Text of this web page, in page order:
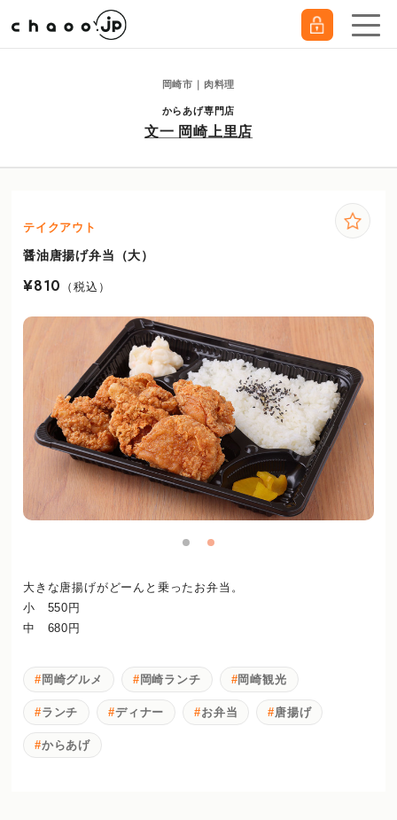
岡崎市｜肉料理
からあげ専門店
文一 岡崎上里店
テイクアウト
醤油唐揚げ弁当（大）
¥810 （税込）
大きな唐揚げがどーんと乗ったお弁当。
小 550円
中 680円
岡崎グルメ 岡崎ランチ 岡崎観光
ランチ ディナー お弁当 唐揚げ
からあげ